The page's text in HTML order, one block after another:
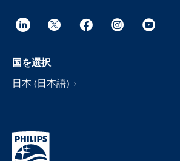
国を選択
日本 (日本語)